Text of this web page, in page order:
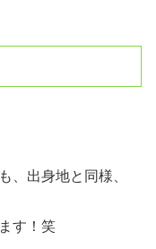
、出身地と同様、
す！笑